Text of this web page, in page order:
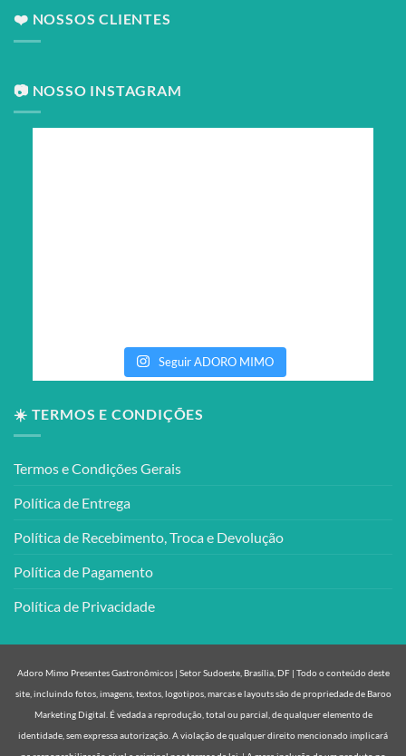
❤️ NOSSOS CLIENTES
📷 NOSSO INSTAGRAM
Seguir ADORO MIMO
☀️ TERMOS E CONDIÇÕES
Termos e Condições Gerais
Política de Entrega
Política de Recebimento, Troca e Devolução
Política de Pagamento
Política de Privacidade
Adoro Mimo Presentes Gastronômicos | Setor Sudoeste, Brasília, DF | Todo o conteúdo deste
site, incluindo fotos, imagens, textos, logotipos, marcas e layouts são de propriedade de Baroo
Marketing Digital. É vedada a reprodução, total ou parcial, de qualquer elemento de
identidade, sem expressa autorização. A violação de qualquer direito mencionado implicará